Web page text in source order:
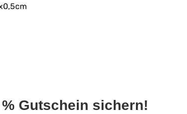
Gutschein sichern!